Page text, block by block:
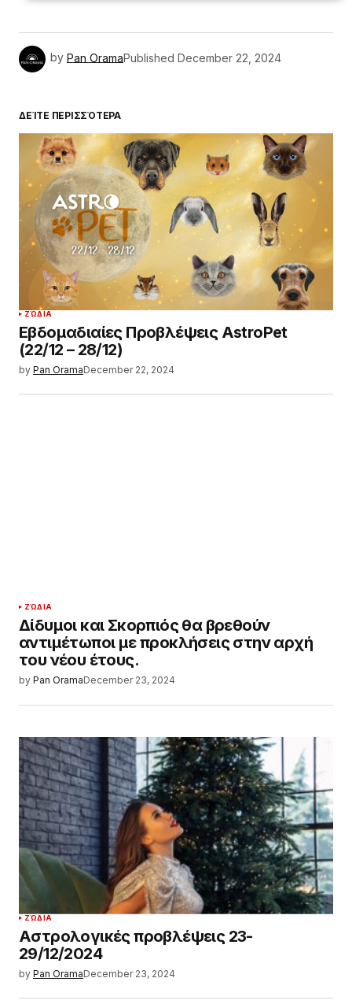
by Pan OramaPublished December 22, 2024
ΔΕΊΤΕ ΠΕΡΙΣΣΌΤΕΡΑ
ΖΏΔΙΑ
Εβδομαδιαίες Προβλέψεις AstroPet
(22/12 – 28/12)
by Pan OramaDecember 22, 2024
ΖΏΔΙΑ
Δίδυμοι και Σκορπιός θα βρεθούν
αντιμέτωποι με προκλήσεις στην αρχή
του νέου έτους.
by Pan OramaDecember 23, 2024
ΖΏΔΙΑ
Αστρολογικές προβλέψεις 23-
29/12/2024
by Pan OramaDecember 23, 2024